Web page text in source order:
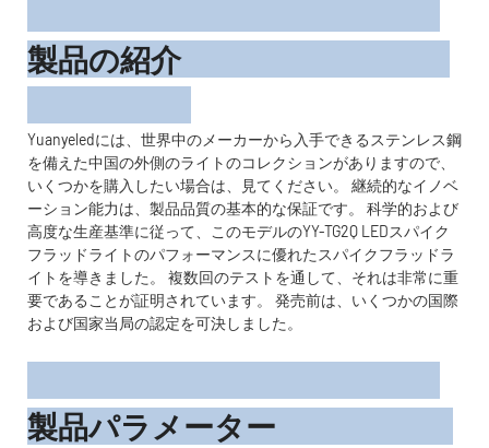
製品の紹介
Yuanyeledには、世界中のメーカーから入手できるステンレス鋼
を備えた中国の外側のライトのコレクションがありますので、
いくつかを購入したい場合は、見てください。 継続的なイノベ
ーション能力は、製品品質の基本的な保証です。 科学的および
高度な生産基準に従って、このモデルのYY-TG2Q LEDスパイク
フラッドライトのパフォーマンスに優れたスパイクフラッドラ
イトを導きました。 複数回のテストを通して、それは非常に重
要であることが証明されています。 発売前は、いくつかの国際
および国家当局の認定を可決しました。
製品パラメーター